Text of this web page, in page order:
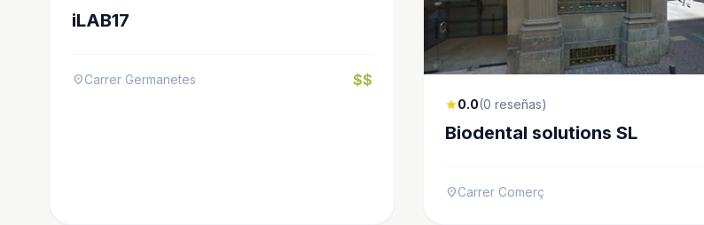
iLAB17
location_onCarrer Germanetes $$
star0.0(0 reseñas)
Biodental solutions SL
location_onCarrer Comerç